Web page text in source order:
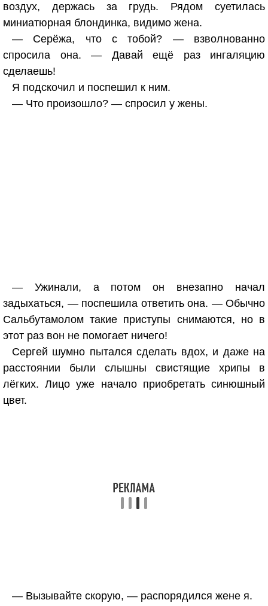
воздух, держась за грудь. Рядом суетилась
миниатюрная блондинка, видимо жена.
— Серёжа, что с тобой? — взволнованно
спросила она. — Давай ещё раз ингаляцию
сделаешь!
Я подскочил и поспешил к ним.
— Что произошло? — спросил у жены.
— Ужинали, а потом он внезапно начал
задыхаться, — поспешила ответить она. — Обычно
Сальбутамолом такие приступы снимаются, но в
этот раз вон не помогает ничего!
Сергей шумно пытался сделать вдох, и даже на
расстоянии были слышны свистящие хрипы в
лёгких. Лицо уже начало приобретать синюшный
цвет.
— Вызывайте скорую, — распорядился жене я.